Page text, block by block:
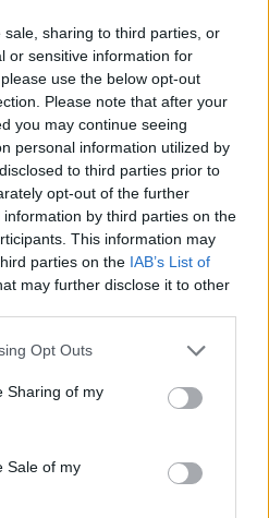
sharing to third parties, or
or sensitive information for
use the below opt-out
Please note that after your
you may continue seeing
personal information utilized by
to third parties prior to
opt-out of the further
by third parties on the
This information may
parties on the IAB’s List of
may further disclose it to other
Opt Outs
Sharing of my
Sale of my
azt a férfit, akit Brian
vezetőjének meggyilkolásával
York-i polgármester szerint
ért el, és a gyanúsított
egyre szűkül - nyilatkozta
rendezvényen. A
egyelőre...
hírarchívumához
előfizetéses
tartalmazza: